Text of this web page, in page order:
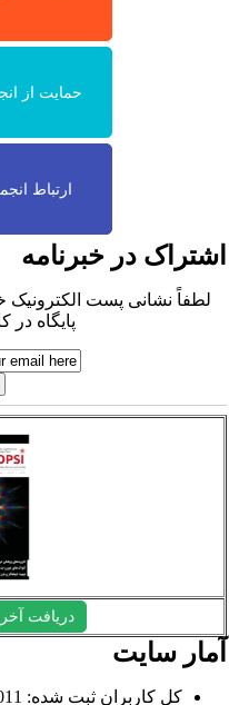
حمایت از
ارتباط
در خبرنامه
لطفاً نشانی پست الکترونیک
پایگاه در
دریافت
سایت
کل کاربران ثبت شده: 2011 کاربر